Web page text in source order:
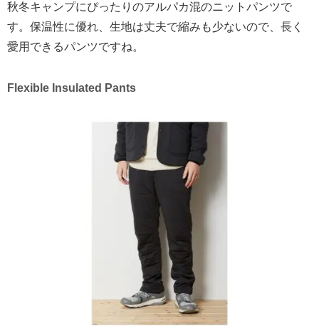
秋冬キャンプにぴったりのアルパカ混のニットパンツで
す。保温性に優れ、生地は丈夫で縮みも少ないので、長く
愛用できるパンツですね。
Flexible Insulated Pants